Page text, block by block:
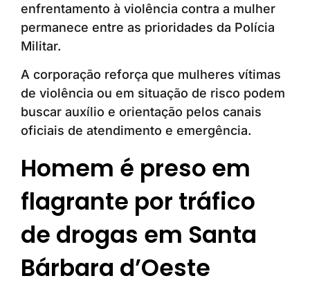
enfrentamento à violência contra a mulher
permanece entre as prioridades da Polícia
Militar.
A corporação reforça que mulheres vítimas
de violência ou em situação de risco podem
buscar auxílio e orientação pelos canais
oficiais de atendimento e emergência.
Homem é preso em
flagrante por tráfico
de drogas em Santa
Bárbara d’Oeste